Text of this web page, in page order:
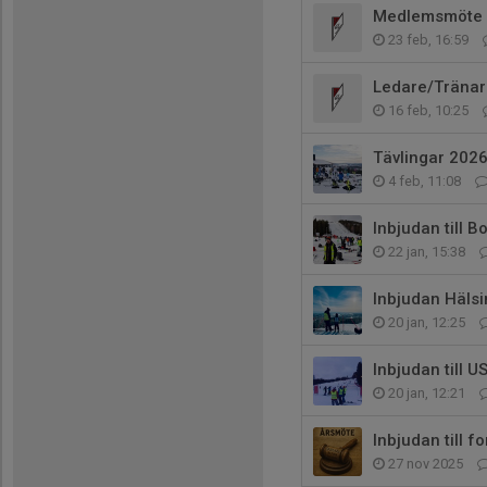
23 feb, 16:59
Ledare/
16 feb, 10:25
Tävlingar 2026
4 feb, 11:08
Inbjudan till
22 jan, 15:38
Inbjudan
20 jan, 12:25
Inbjudan till
20 jan, 12:21
Inbjudan till
27 nov 2025